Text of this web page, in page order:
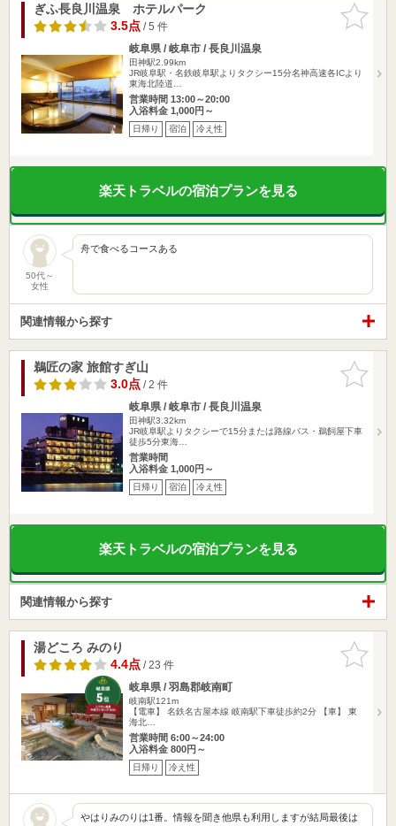
お気に入
りに追加
ぎふ長良川温泉 ホテルパーク
3.5点/ 5 件
岐阜県 / 岐阜市 / 長良川温泉
田神駅2.99km
JR岐阜駅・名鉄岐阜駅よりタクシー15分名神高速各ICより
東海北陸道…
営業時間 13:00～20:00
入浴料金 1,000円～
日帰り 宿泊 冷え性
楽天トラベルの宿泊プランを見る
50代～
女性
舟で食べるコースある
関連情報から探す
お気に入
りに追加
鵜匠の家 旅館すぎ山
3.0点/ 2 件
岐阜県 / 岐阜市 / 長良川温泉
田神駅3.32km
JR岐阜駅よりタクシーで15分または路線バス・鵜飼屋下車
徒歩5分東海…
営業時間
入浴料金 1,000円～
日帰り 宿泊 冷え性
楽天トラベルの宿泊プランを見る
関連情報から探す
お気に入
りに追加
湯どころ みのり
4.4点/ 23 件
岐阜県 / 羽島郡岐南町
岐南駅121m
【電車】 名鉄名古屋本線 岐南駅下車徒歩約2分 【車】 東
海北…
営業時間 6:00～24:00
入浴料金 800円～
日帰り 冷え性
やはりみのりは1番。情報を聞き他県も利用しますが結局最後は